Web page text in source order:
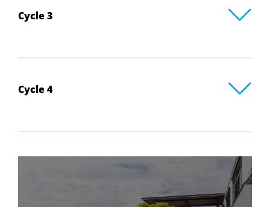
Cycle 3
Cycle 4